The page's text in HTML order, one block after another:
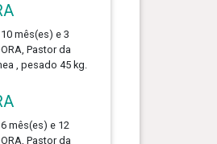
mês(es) e 3
Pastor da
, pesado 45 kg.
mês(es) e 12
Pastor da